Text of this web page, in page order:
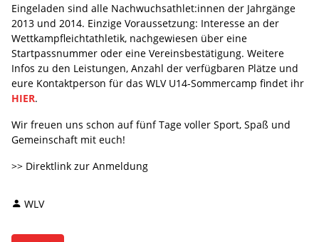
Eingeladen sind alle Nachwuchsathlet:innen der Jahrgänge
2013 und 2014. Einzige Voraussetzung: Interesse an der
Wettkampfleichtathletik, nachgewiesen über eine
Startpassnummer oder eine Vereinsbestätigung. Weitere
Infos zu den Leistungen, Anzahl der verfügbaren Plätze und
eure Kontaktperson für das WLV U14-Sommercamp findet ihr
HIER.
Wir freuen uns schon auf fünf Tage voller Sport, Spaß und
Gemeinschaft mit euch!
>> Direktlink zur Anmeldung
WLV